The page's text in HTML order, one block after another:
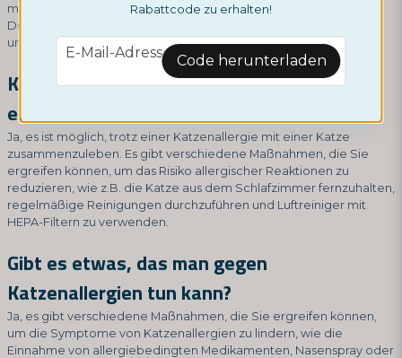
mehrere Stunden nach dem Kontakt mit einer Katze auftreten.
Die häufigsten Symptome sind verstopfte Nase, Husten, Niesen
und juckende Augen.
Kann man trotz einer Katzenallergie mit
einer Katze zusammenleben?
Ja, es ist möglich, trotz einer Katzenallergie mit einer Katze
zusammenzuleben. Es gibt verschiedene Maßnahmen, die Sie
ergreifen können, um das Risiko allergischer Reaktionen zu
reduzieren, wie z.B. die Katze aus dem Schlafzimmer fernzuhalten,
regelmäßige Reinigungen durchzuführen und Luftreiniger mit
HEPA-Filtern zu verwenden.
Gibt es etwas, das man gegen
Katzenallergien tun kann?
Ja, es gibt verschiedene Maßnahmen, die Sie ergreifen können,
um die Symptome von Katzenallergien zu lindern, wie die
Einnahme von allergiebedingten Medikamenten, Nasenspray oder
Rabattcode zu erhalten!
email
E-Mail-Adresse Code herunterladen